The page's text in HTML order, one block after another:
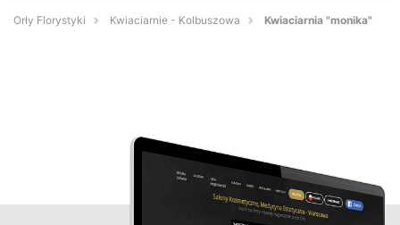
Orły Florystyki Kwiaciarnie - Kolbuszowa Kwiaciarnia "monika"